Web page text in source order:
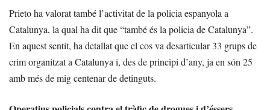
Prieto ha valorat també l’activitat de la policia espanyola a
Catalunya, la qual ha dit que “també és la policia de Catalunya”.
En aquest sentit, ha detallat que el cos va desarticular 33 grups de
crim organitzat a Catalunya i, des de principi d’any, ja en són 25
amb més de mig centenar de detinguts.